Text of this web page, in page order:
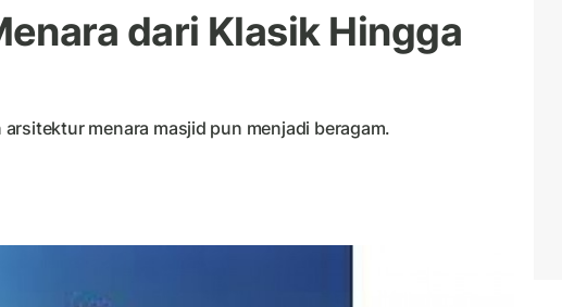
dari Klasik Hingga
menara masjid pun menjadi beragam.